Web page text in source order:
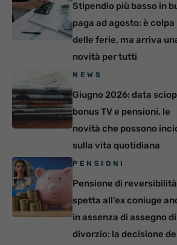
Stipendio più basso in
paga ad agosto: è colpa
delle ferie, ma arriva
novità per tutti
NEWS
Giugno 2026: data
bonus TV e pensioni, le
novità che possono
sulla vita quotidiana
PENSIONI
Pensione di reversibilità
spetta all’ex coniuge
in assenza di assegno di
divorzio: la decisione